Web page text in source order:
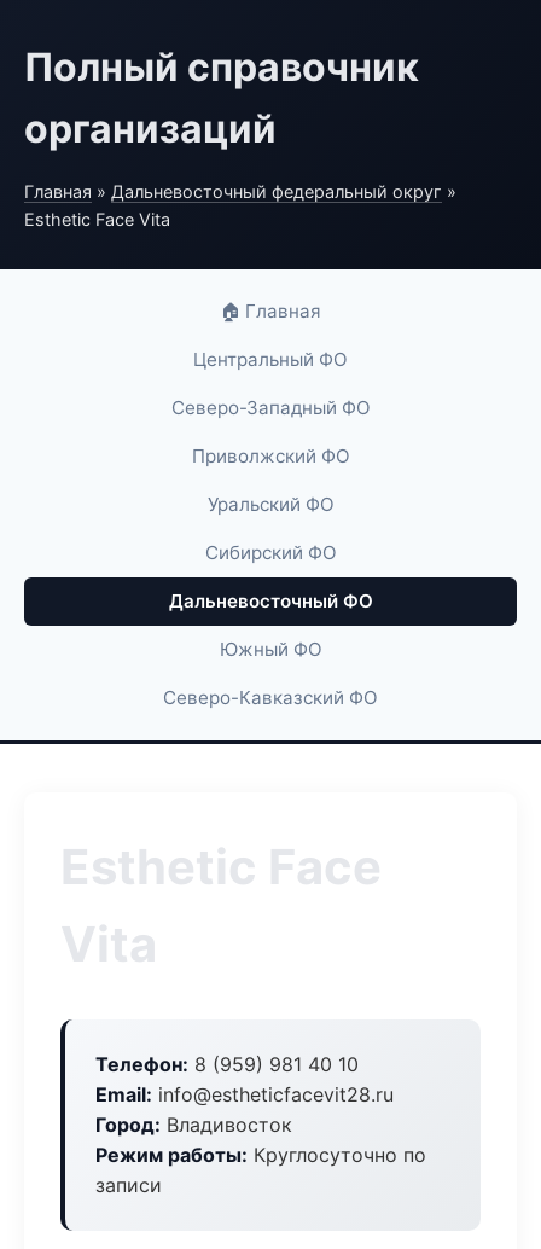
Полный справочник
организаций
Главная » Дальневосточный федеральный округ »
Esthetic Face Vita
🏠 Главная
Центральный ФО
Северо-Западный ФО
Приволжский ФО
Уральский ФО
Сибирский ФО
Дальневосточный ФО
Южный ФО
Северо-Кавказский ФО
Esthetic Face
Vita
Телефон: 8 (959) 981 40 10
Email: info@estheticfacevit28.ru
Город: Владивосток
Режим работы: Круглосуточно по
записи